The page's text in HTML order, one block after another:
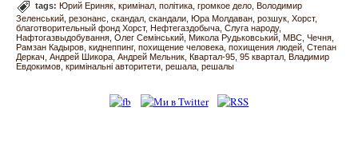
tags:Юрий Ериняк кримінал політика громкое дело Володимир
Зеленський резонанс скандал скандали Юра Молдаван розшук Хорст
благотворительный фонд Хорст
Нефтегаздобыча Слуга народу
Нафтогазвыдобування Олег Семінський Микола Рудьковський МВС Чечня
Рамзан Кадыров киднеппинг похищение человека похищения людей Степан
Деркач
Андрей Шикора Андрей Мельник Квартал-95 95 квартал
Владимир
Евдокимов кримінальні авторитети решала решалы